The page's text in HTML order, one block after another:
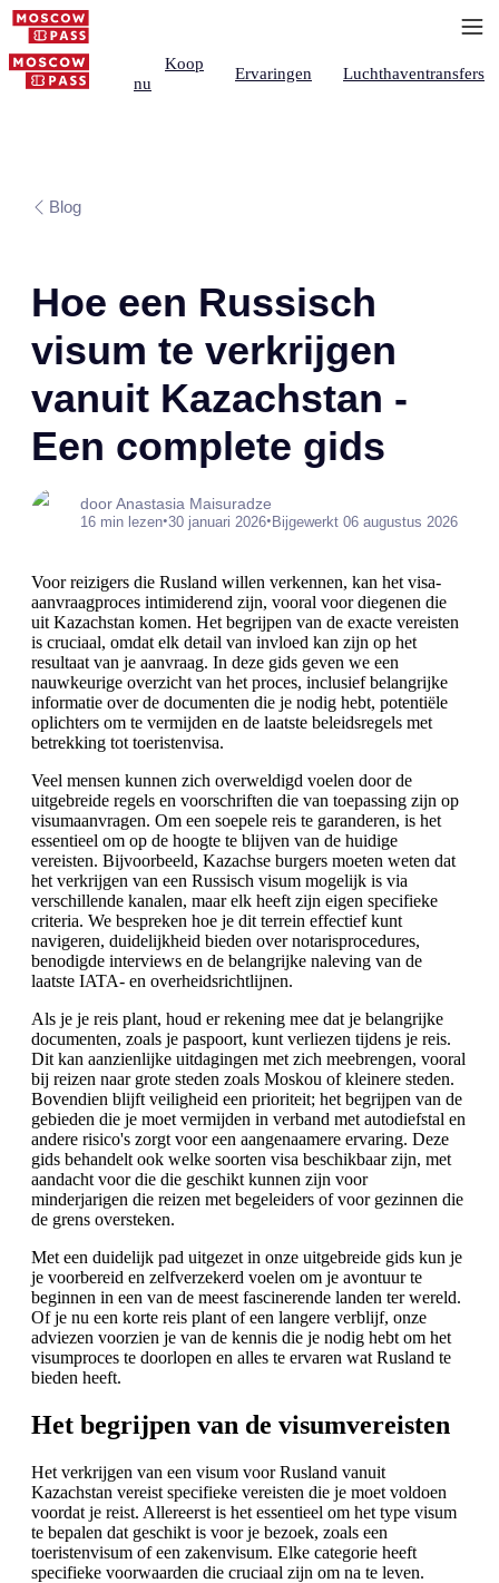
Koop
nu
Ervaringen Luchthaventransfers
Blog
Hoe een Russisch
visum te verkrijgen
vanuit Kazachstan -
Een complete gids
door Anastasia Maisuradze
16 min lezen•30 januari 2026•Bijgewerkt 06 augustus 2026
Voor reizigers die Rusland willen verkennen, kan het visa-
aanvraagproces intimiderend zijn, vooral voor diegenen die
uit Kazachstan komen. Het begrijpen van de exacte vereisten
is cruciaal, omdat elk detail van invloed kan zijn op het
resultaat van je aanvraag. In deze gids geven we een
nauwkeurige overzicht van het proces, inclusief belangrijke
informatie over de documenten die je nodig hebt, potentiële
oplichters om te vermijden en de laatste beleidsregels met
betrekking tot toeristenvisa.
Veel mensen kunnen zich overweldigd voelen door de
uitgebreide regels en voorschriften die van toepassing zijn op
visumaanvragen. Om een soepele reis te garanderen, is het
essentieel om op de hoogte te blijven van de huidige
vereisten. Bijvoorbeeld, Kazachse burgers moeten weten dat
het verkrijgen van een Russisch visum mogelijk is via
verschillende kanalen, maar elk heeft zijn eigen specifieke
criteria. We bespreken hoe je dit terrein effectief kunt
navigeren, duidelijkheid bieden over notarisprocedures,
benodigde interviews en de belangrijke naleving van de
laatste IATA- en overheidsrichtlijnen.
Als je je reis plant, houd er rekening mee dat je belangrijke
documenten, zoals je paspoort, kunt verliezen tijdens je reis.
Dit kan aanzienlijke uitdagingen met zich meebrengen, vooral
bij reizen naar grote steden zoals Moskou of kleinere steden.
Bovendien blijft veiligheid een prioriteit; het begrijpen van de
gebieden die je moet vermijden in verband met autodiefstal en
andere risico's zorgt voor een aangenaamere ervaring. Deze
gids behandelt ook welke soorten visa beschikbaar zijn, met
aandacht voor die die geschikt kunnen zijn voor
minderjarigen die reizen met begeleiders of voor gezinnen die
de grens oversteken.
Met een duidelijk pad uitgezet in onze uitgebreide gids kun je
je voorbereid en zelfverzekerd voelen om je avontuur te
beginnen in een van de meest fascinerende landen ter wereld.
Of je nu een korte reis plant of een langere verblijf, onze
adviezen voorzien je van de kennis die je nodig hebt om het
visumproces te doorlopen en alles te ervaren wat Rusland te
bieden heeft.
Het begrijpen van de visumvereisten
Het verkrijgen van een visum voor Rusland vanuit
Kazachstan vereist specifieke vereisten die je moet voldoen
voordat je reist. Allereerst is het essentieel om het type visum
te bepalen dat geschikt is voor je bezoek, zoals een
toeristenvisum of een zakenvisum. Elke categorie heeft
specifieke voorwaarden die cruciaal zijn om na te leven.